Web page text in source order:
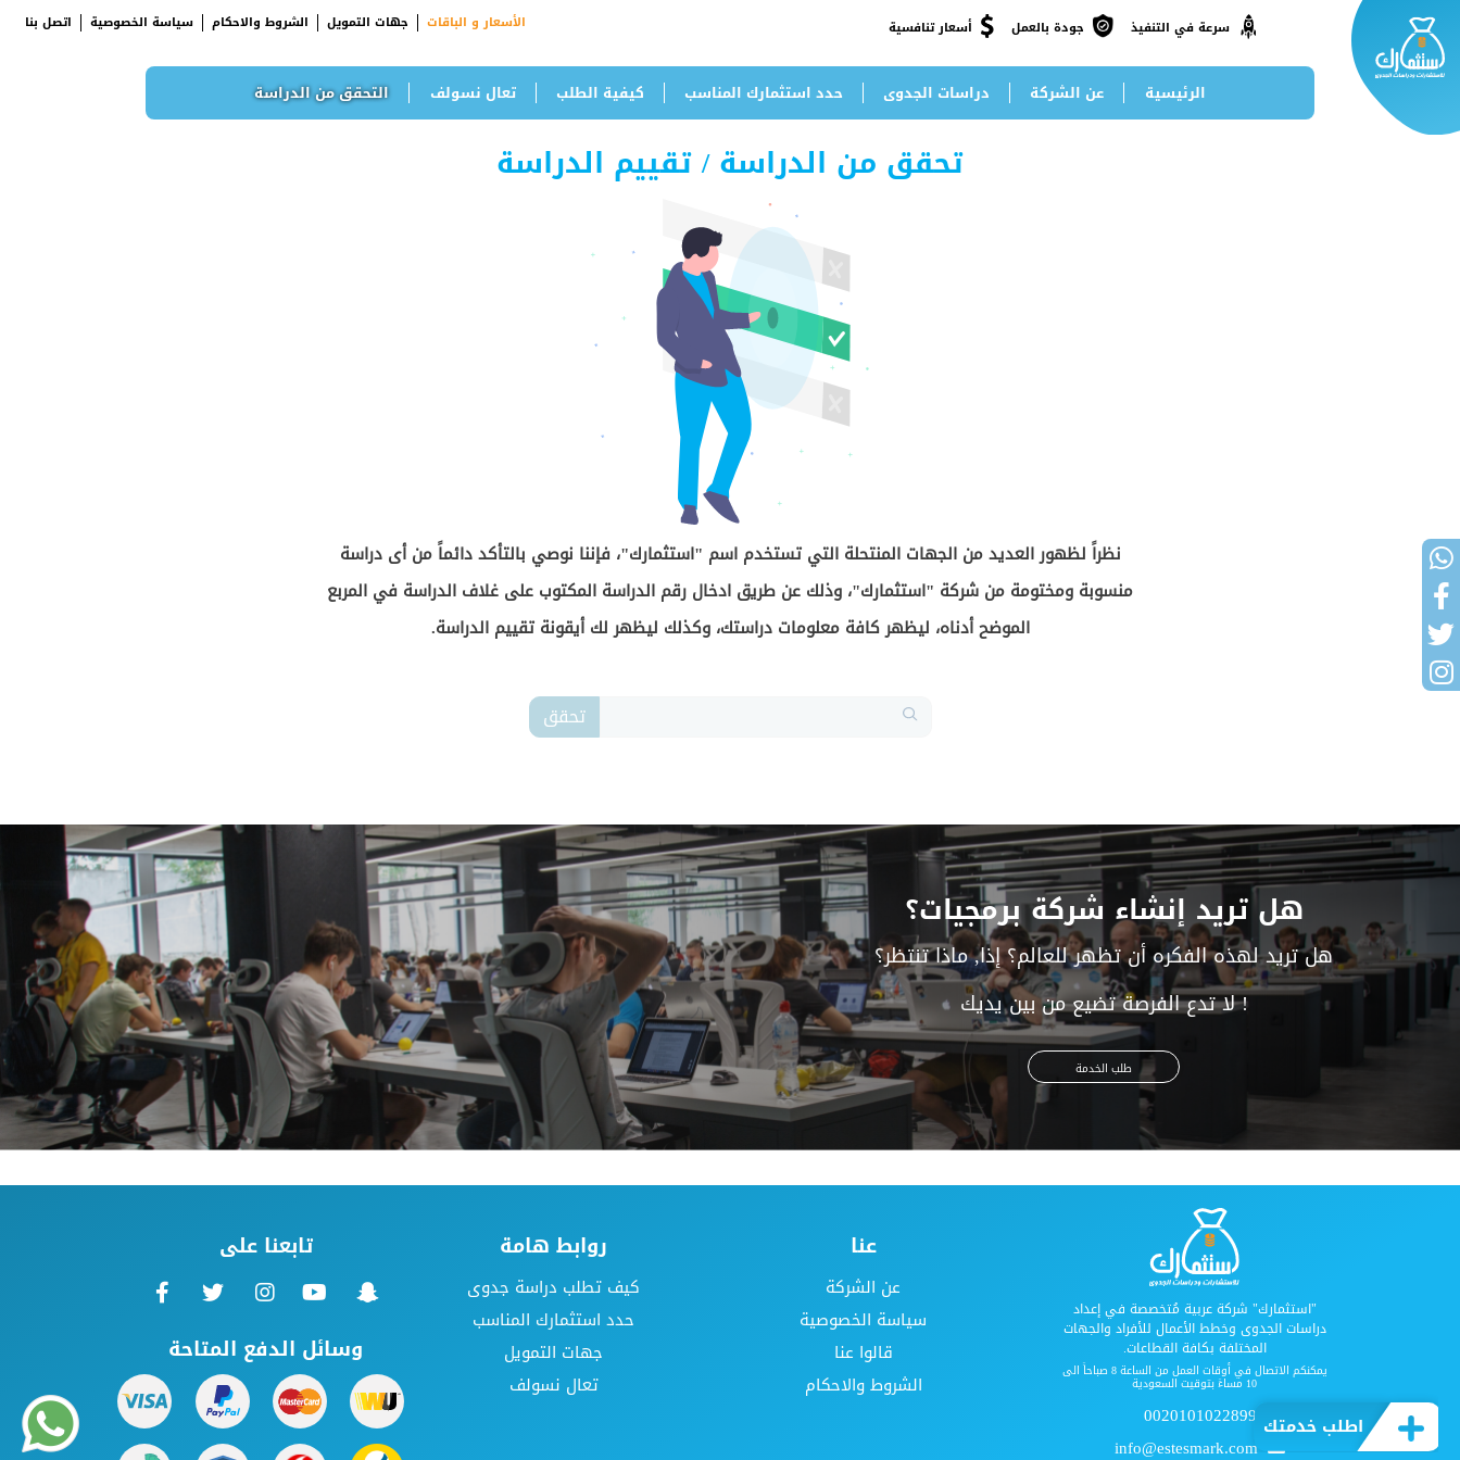
سرعة في التنفيذ جودة بالعمل أسعار تنافسية الأسعار و الباقات جهات التمويل الشروط والاحكام سياسة الخصوصية اتصل بنا
الرئيسية عن الشركة دراسات الجدوى حدد استثمارك المناسب كيفية الطلب تعال نسولف التحقق من الدراسة
اطلب خدمتك
تحقق من الدراسة / تقييم الدراسة
نظراً لظهور العديد من الجهات المنتحلة التي تستخدم اسم "استثمارك"، فإننا نوصي بالتأكد دائماً من أى دراسة
منسوبة ومختومة من شركة "استثمارك"، وذلك عن طريق ادخال رقم الدراسة المكتوب على غلاف الدراسة في المربع
الموضح أدناه، ليظهر كافة معلومات دراستك، وكذلك ليظهر لك أيقونة تقييم الدراسة.
تحقق
هل تريد إنشاء شركة برمجيات؟
هل تريد لهذه الفكره أن تظهر للعالم؟ إذا, ماذا تنتظر؟
! لا تدع الفرصة تضيع من بين يديك
طلب الخدمة
"استثمارك" شركة عربية مُتخصصة في إعداد
دراسات الجدوى وخطط الأعمال للأفراد والجهات
المختلفة بكافة القطاعات.
يمكنكم الاتصال في أوقات العمل من الساعة 8 صباحاً الى
10 مساءً بتوقيت السعودية
00201010228992
info@estesmark.com
عنا
عن الشركة
سياسة الخصوصية
قالوا عنا
الشروط والاحكام
روابط هامة
كيف تطلب دراسة جدوى
حدد استثمارك المناسب
جهات التمويل
تعال نسولف
تابعنا على
وسائل الدفع المتاحة